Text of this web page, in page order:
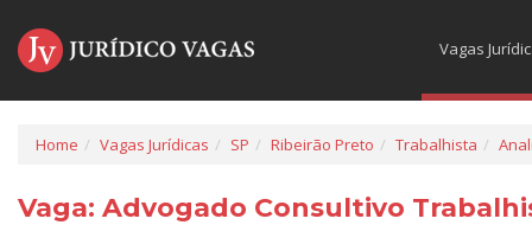
Vagas
Home Vagas Jurídicas SP Ribeirão Preto Trabalhista
Vaga: Advogado Consultivo